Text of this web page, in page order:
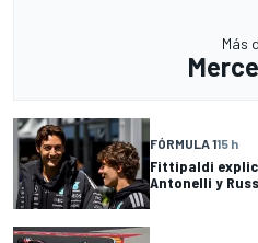
Más
FÓRMULA 115 h
Fittipaldi
Antonelli y